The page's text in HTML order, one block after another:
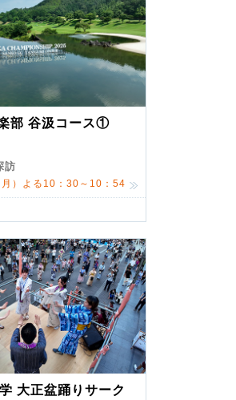
部 谷汲コース①
訪
）よる10：30～10：54
大正盆踊りサーク